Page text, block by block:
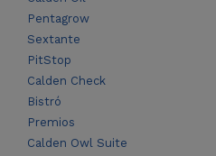
Pentagrow
Sextante
PitStop
Calden Check
Bistró
Premios
Calden Owl Suite